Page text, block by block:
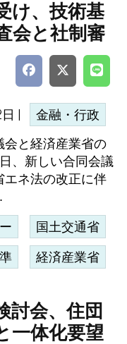
け、技術基
会と社制審
| 金融・行政
会と経済産業省の
、新しい合同会議
エネ法の改正に伴
国土交通省
経済産業省
討会、住団
一体化要望